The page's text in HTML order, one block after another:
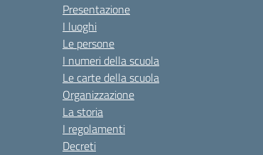
Presentazione
I luoghi
Le persone
I numeri della scuola
Le carte della scuola
Organizzazione
La storia
I regolamenti
Decreti